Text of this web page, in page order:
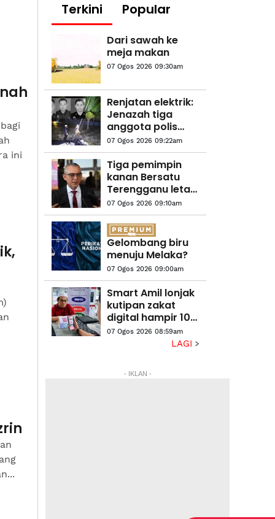
ini
Terkini Popular
Dari sawah ke
meja makan
07 Ogos 2026 09:30am
Renjatan elektrik:
Jenazah tiga
anggota polis
dibawa ke
hospital untuk
bedah siasat
07 Ogos 2026 09:22am
Tiga pemimpin
kanan Bersatu
Terengganu letak
jawatan
07 Ogos 2026 09:10am
Gelombang biru
menuju Melaka?
07 Ogos 2026 09:00am
Smart Amil lonjak
kutipan zakat
digital hampir 10
kali ganda
07 Ogos 2026 08:59am
LAGI
- IKLAN -